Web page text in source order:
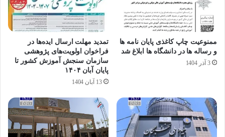
ممنوعیت چاپ کاغذی پایان نامه ها
و رساله ها در دانشگاه ها ابلاغ شد
3 آذر 1404
تمدید مهلت ارسال ایده‌ها در
فراخوان اولویت‌های پژوهشی
سازمان سنجش آموزش کشور تا
پایان آبان ۱۴۰۴
13 آبان 1404